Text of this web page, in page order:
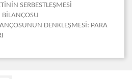
SERBESTLEŞMESİ
BİLANÇOSU
DENKLEŞMESİ: PARA